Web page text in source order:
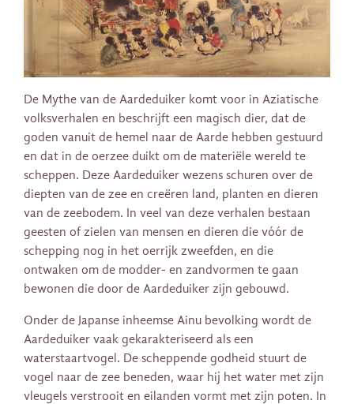
De Mythe van de Aardeduiker komt voor in Aziatische
volksverhalen en beschrijft een magisch dier, dat de
goden vanuit de hemel naar de Aarde hebben gestuurd
en dat in de oerzee duikt om de materiële wereld te
scheppen. Deze Aardeduiker wezens schuren over de
diepten van de zee en creëren land, planten en dieren
van de zeebodem. In veel van deze verhalen bestaan ​
geesten of zielen van mensen en dieren die vóór de
schepping nog in het oerrijk zweefden, en die
ontwaken om de modder- en zandvormen te gaan
bewonen die door de Aardeduiker zijn gebouwd.
Onder de Japanse inheemse Ainu bevolking wordt de
Aardeduiker vaak gekarakteriseerd als een
waterstaartvogel. De scheppende godheid stuurt de
vogel naar de zee beneden, waar hij het water met zijn
vleugels verstrooit en eilanden vormt met zijn poten. In